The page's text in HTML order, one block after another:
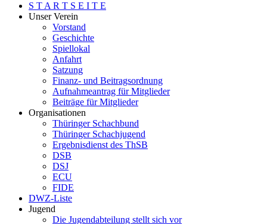
S T A R T S E I T E
Unser Verein
Vorstand
Geschichte
Spiellokal
Anfahrt
Satzung
Finanz- und Beitragsordnung
Aufnahmeantrag für Mitglieder
Beiträge für Mitglieder
Organisationen
Thüringer Schachbund
Thüringer Schachjugend
Ergebnisdienst des ThSB
DSB
DSJ
ECU
FIDE
DWZ-Liste
Jugend
Die Jugendabteilung stellt sich vor